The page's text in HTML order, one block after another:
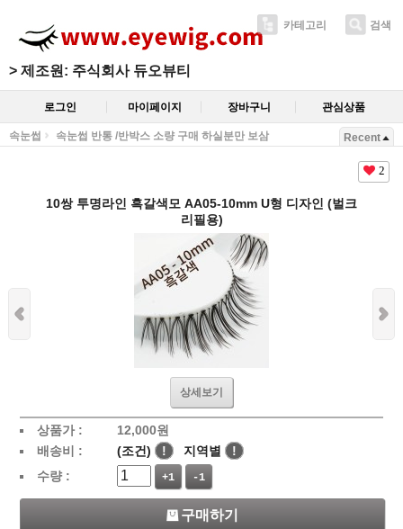
> 제조원: 주식회사 듀오뷰티
카테고리 검색
로그인 마이페이지 장바구니 관심상품
속눈썹 속눈썹 반통 /반박스 소량 구매 하실분만 보삼 Recent
2
10쌍 투명라인 흑갈색모 AA05-10mm U형 디자인 (벌크
리필용)
상세보기
상품가 : 12,000원
배송비 :
(조건) ! 지역별
!
수량 :
+1 -1
구매하기